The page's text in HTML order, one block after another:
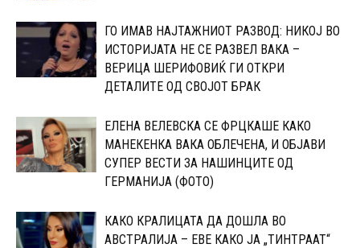
ГО ИМАВ НАЈТАЖНИОТ РАЗВОД: НИКОЈ ВО
ИСТОРИЈАТА НЕ СЕ РАЗВЕЛ ВАКА –
ВЕРИЦА ШЕРИФОВИЌ ГИ ОТКРИ
ДЕТАЛИТЕ ОД СВОЈОТ БРАК
ЕЛЕНА ВЕЛЕВСКА СЕ ФРЦКАШЕ КАКО
МАНЕКЕНКА ВАКА ОБЛЕЧЕНА, И ОБЈАВИ
СУПЕР ВЕСТИ ЗА НАШИНЦИТЕ ОД
ГЕРМАНИЈА (ФОТО)
КАКО КРАЛИЦАТА ДА ДОШЛА ВО
АВСТРАЛИЈА – ЕВЕ КАКО ЈА „ТИНТРААТ“